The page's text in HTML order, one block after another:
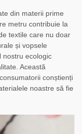
din materii prime
metru contribuie la
textile care nu doar
și vopsele
nostru ecologic
Această
conștienți
noastre să fie